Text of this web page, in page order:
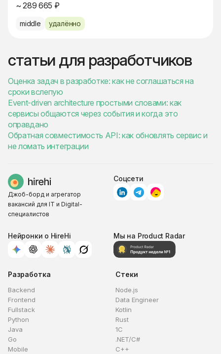
~ 289 665 ₽
middle удалённо
статьи для разработчиков
Оценка задач в разработке: как не соглашаться на
сроки вслепую
Event-driven architecture простыми словами: как
сервисы общаются через события и когда это
оправдано
Обратная совместимость API: как обновлять сервис и
не ломать интеграции
Джоб-борд и агрегатор
вакансий для IT и Digital-
специалистов
Соцсети
Нейронки о HireHi Мы на Product Radar
Разработка
Backend
Frontend
Fullstack
Python
Java
Go
Mobile
Стеки
Node.js
Data Engineer
Kotlin
Rust
1C
.NET/C#
C++